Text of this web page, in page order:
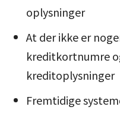
oplysninger
At der ikke er
kreditkortnumre
kreditoplysninger
Fremtidige